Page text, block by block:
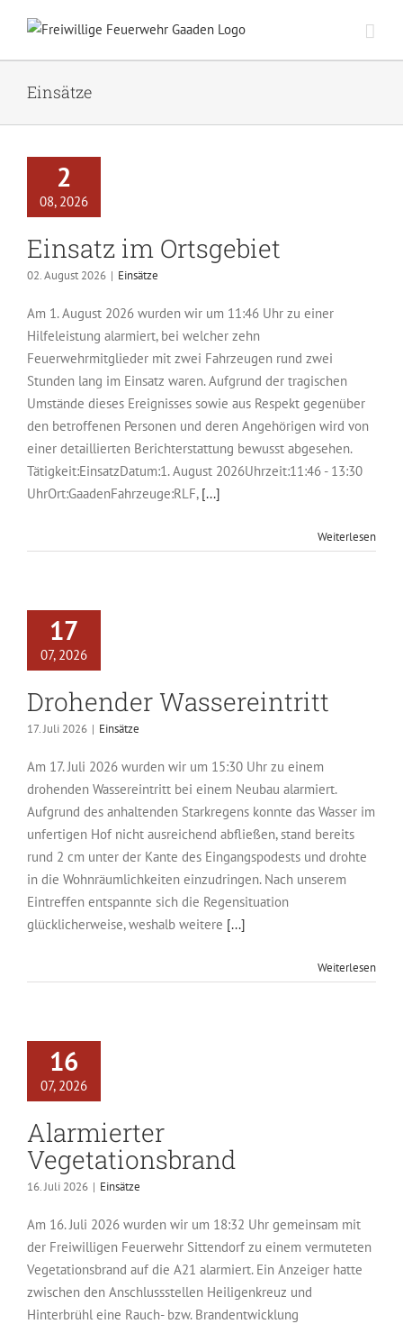
Inhalt
springen
Einsätze
2
08, 2026
Einsatz im Ortsgebiet
02. August 2026 | Einsätze
Am 1. August 2026 wurden wir um 11:46 Uhr zu einer
Hilfeleistung alarmiert, bei welcher zehn
Feuerwehrmitglieder mit zwei Fahrzeugen rund zwei
Stunden lang im Einsatz waren. Aufgrund der tragischen
Umstände dieses Ereignisses sowie aus Respekt gegenüber
den betroffenen Personen und deren Angehörigen wird von
einer detaillierten Berichterstattung bewusst abgesehen.
Tätigkeit:EinsatzDatum:1. August 2026Uhrzeit:11:46 - 13:30
UhrOrt:GaadenFahrzeuge:RLF, [...]
Weiterlesen
17
07, 2026
Drohender Wassereintritt
17. Juli 2026 | Einsätze
Am 17. Juli 2026 wurden wir um 15:30 Uhr zu einem
drohenden Wassereintritt bei einem Neubau alarmiert.
Aufgrund des anhaltenden Starkregens konnte das Wasser im
unfertigen Hof nicht ausreichend abfließen, stand bereits
rund 2 cm unter der Kante des Eingangspodests und drohte
in die Wohnräumlichkeiten einzudringen. Nach unserem
Eintreffen entspannte sich die Regensituation
glücklicherweise, weshalb weitere [...]
Weiterlesen
16
07, 2026
Alarmierter
Vegetationsbrand
16. Juli 2026 | Einsätze
Am 16. Juli 2026 wurden wir um 18:32 Uhr gemeinsam mit
der Freiwilligen Feuerwehr Sittendorf zu einem vermuteten
Vegetationsbrand auf die A21 alarmiert. Ein Anzeiger hatte
zwischen den Anschlussstellen Heiligenkreuz und
Hinterbrühl eine Rauch- bzw. Brandentwicklung